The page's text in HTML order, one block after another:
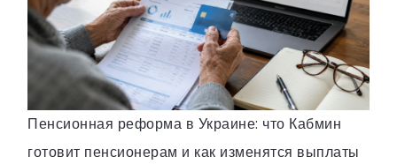
Пенсионная реформа в Украине: что Кабмин
готовит пенсионерам и как изменятся выплаты